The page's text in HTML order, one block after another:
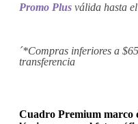
Promo Plus válida hasta el
´*Compras inferiores a
transferencia
Cuadro Premium marco